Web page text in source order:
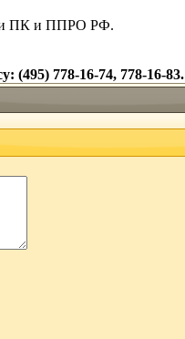
ПК и ППРО РФ.
(495) 778-16-74, 778-16-83.